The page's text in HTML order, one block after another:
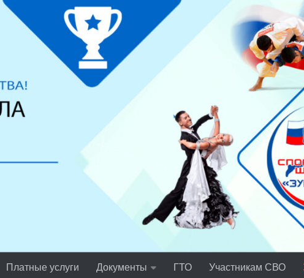
Платные услуги Документы ГТО Участникам СВО